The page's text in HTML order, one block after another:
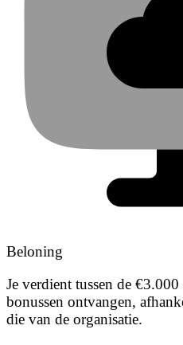
Beloning
Je verdient tussen de
bonussen ontvangen,
die van de organisatie.